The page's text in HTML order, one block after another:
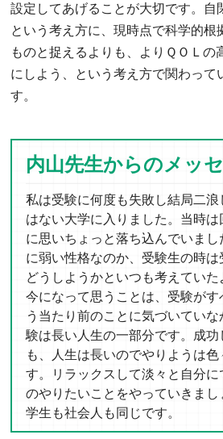
設定してあげることが大切です。自
という考え方に、現時点で科学的根
ものと捉えるよりも、よりＱＯＬの
にしよう、という考え方で関わって
す。
内山先生からのメッ
私は受験に何度も失敗し結局二
はない大学に入りました。当時は
に思いちょっと落ち込んでいま
に弱い性格なのか、受験生の時は
どうしようかといつも考えていた
今になって思うことは、受験が
う当たり前のことに気づいてい
験は長い人生の一部分です。成功
も、人生は長いのでやりようは色
す。リラックスして淡々と自分
のやりたいことをやっていきま
学生も社会人も同じです。